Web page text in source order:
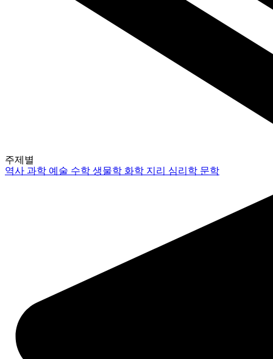
주제별
역사과학 예술 수학생물학 화학 지리 심리학 문학